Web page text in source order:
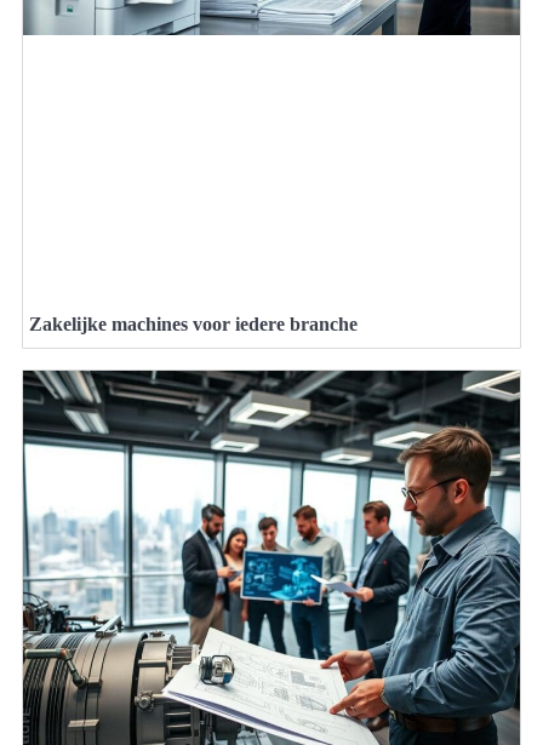
Zakelijke machines voor iedere branche